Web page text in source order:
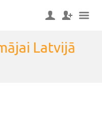
Latvijā